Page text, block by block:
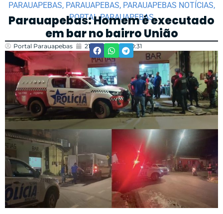
PARAUAPEBAS, PARAUAPEBAS, PARAUAPEBAS NOTÍCIAS,
PORTAL PARAUAPEBAS
Parauapebas: Homem é executado
em bar no bairro União
Portal Parauapebas 21/04/2024 10:31